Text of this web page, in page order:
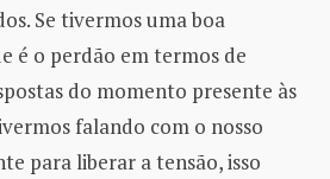
Se tivermos uma boa
é o perdão em termos de
do momento presente às
falando com o nosso
para liberar a tensão, isso